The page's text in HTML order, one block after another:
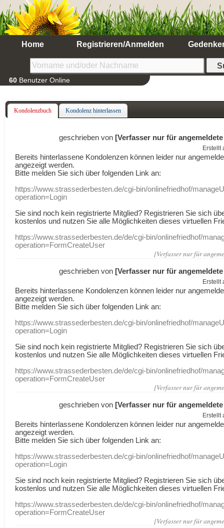
Home Registrieren/Anmelden
60 Benutzer Online
Kondolenzbuch Kondolenz hinterlassen
geschrieben von [Verfasser nur für
Erstellt
Bereits hinterlassene Kondolenzen können leider nur
angezeigt werden.
Bitte melden Sie sich über folgenden Link an:
https://www.strassederbesten.de/cgi-bin/onlinefriedhof/
operation=Login
Sie sind noch kein registrierte Mitglied? Registrieren Sie sich
kostenlos und nutzen Sie alle Möglichkeiten dieses virtuellen
https://www.strassederbesten.de/de/cgi-bin/onlinefriedhof/
operation=FormCreateUser
[Verfasser nur für
geschrieben von [Verfasser nur für
Erstellt
Bereits hinterlassene Kondolenzen können leider nur
angezeigt werden.
Bitte melden Sie sich über folgenden Link an:
https://www.strassederbesten.de/cgi-bin/onlinefriedhof/
operation=Login
Sie sind noch kein registrierte Mitglied? Registrieren Sie sich
kostenlos und nutzen Sie alle Möglichkeiten dieses virtuellen
https://www.strassederbesten.de/de/cgi-bin/onlinefriedhof/
operation=FormCreateUser
[Verfasser nur für
geschrieben von [Verfasser nur für
Erstellt
Bereits hinterlassene Kondolenzen können leider nur
angezeigt werden.
Bitte melden Sie sich über folgenden Link an:
https://www.strassederbesten.de/cgi-bin/onlinefriedhof/
operation=Login
Sie sind noch kein registrierte Mitglied? Registrieren Sie sich
kostenlos und nutzen Sie alle Möglichkeiten dieses virtuellen
https://www.strassederbesten.de/de/cgi-bin/onlinefriedhof/
operation=FormCreateUser
[Verfasser nur für